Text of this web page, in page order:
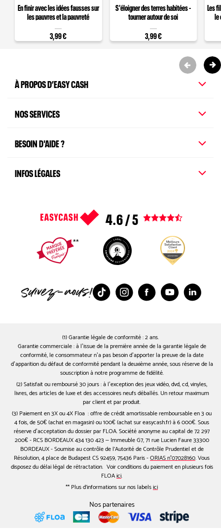
En finir avec les idées fausses sur
les pauvres et la pauvreté
3,99 €
S'éloigner des terres habitées -
tourner autour de soi
3,99 €
Les
le
À PROPOS D’EASY CASH
NOS SERVICES
BESOIN D'AIDE ?
INFOS LÉGALES
4.6 / 5 1 2 3 4 5
Voir tous les avis
TikTokInstagramFacebookYoutube
(1) Garantie légale de conformité : 2 ans.
Garantie commerciale : à l’issue de la première année de la garantie légale de
conformité, le consommateur n’a pas besoin d’apporter la preuve de la date
d’apparition du défaut de conformité pendant la deuxième année, sous réserve de la
souscription à notre programme de fidélité.
(2) Satisfait ou remboursé 30 jours : à l’exception des jeux vidéo, dvd, cd, vinyles,
livres, des articles de luxe et des accessoires neufs déballés. Un retour maximum
par client et par produit.
(3) Paiement en 3X ou 4X Floa : offre de crédit amortissable remboursable en 3 ou
4 fois, de 50€ (achat en magasin) ou 100€ (achat sur easycash.fr) à 6 000€. Sous
réserve d’acceptation du dossier par FLOA. Société anonyme au capital de 72 297
200€ - RCS BORDEAUX 434 130 423 – Immeuble G7, 71 rue Lucien Faure 33300
BORDEAUX - Soumise au contrôle de l'Autorité de Contrôle Prudentiel et de
Résolution, 4 place de Budapest CS 92459, 75436 Paris -ORIAS n°07028160. Vous
disposez du délai légal de rétractation. Voir conditions du paiement en plusieurs fois
FLOAici.
** Plus d'informations sur nos labelsici
Nos partenaires